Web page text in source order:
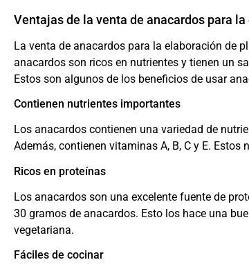
Ventajas de la venta de anacardos para
La venta de anacardos para la elaboración de
anacardos son ricos en nutrientes y tienen un
Estos son algunos de los beneficios de usar
Contienen nutrientes importantes
Los anacardos contienen una variedad de
Además, contienen vitaminas A, B, C y E.
Ricos en proteínas
Los anacardos son una excelente fuente de
30 gramos de anacardos. Esto los hace una
vegetariana.
Fáciles de cocinar